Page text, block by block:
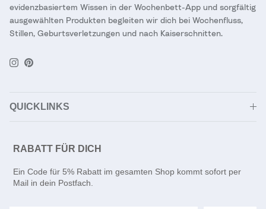
evidenzbasiertem Wissen in der Wochenbett-App und sorgfältig
ausgewählten Produkten begleiten wir dich bei Wochenfluss,
Stillen, Geburtsverletzungen und nach Kaiserschnitten.
Instagram
Pinterest
QUICKLINKS
RABATT FÜR DICH
Ein Code für 5% Rabatt im gesamten Shop kommt sofort per
Mail in dein Postfach.